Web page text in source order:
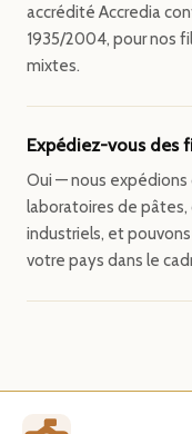
accrédité Accredia
1935/2004, pour nos
mixtes.
Expédiez-vous des
Oui — nous expédions
laboratoires de
industriels, et
votre pays dans le